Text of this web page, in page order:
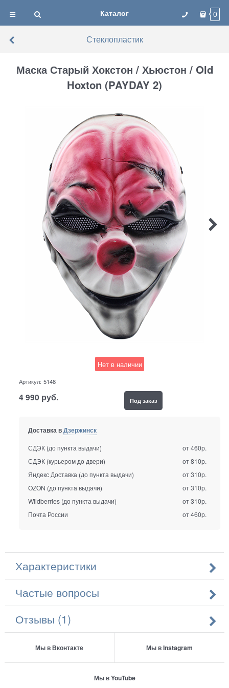
Каталог 0
Стеклопластик
Маска Старый Хокстон / Хьюстон / Old
Hoxton (PAYDAY 2)
Нет в наличии
Артикул: 5148
4 990 руб. Под заказ
Доставка вДзержинск
СДЭК (до пункта выдачи)
от 460р.
СДЭК (курьером до двери)
от 810р.
Яндекс Доставка (до пункта выдачи)
от 310р.
OZON (до пункта выдачи)
от 310р.
Wildberries (до пункта выдачи)
от 310р.
Почта России
от 460р.
Характеристики
Частые вопросы
Отзывы (1)
Мы в Вконтакте Мы в Instagram
Мы в YouTube